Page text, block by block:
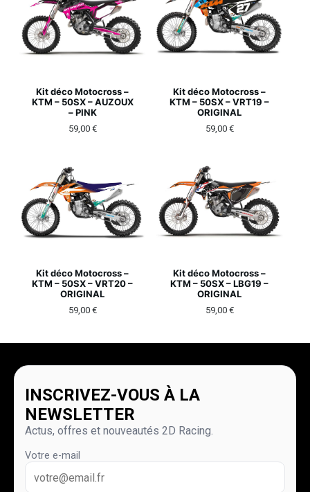
Kit déco Motocross –
KTM – 50SX – AUZOUX
– PINK
59,00 €
Kit déco Motocross –
KTM – 50SX – VRT19 –
ORIGINAL
59,00 €
Kit déco Motocross –
KTM – 50SX – VRT20 –
ORIGINAL
59,00 €
Kit déco Motocross –
KTM – 50SX – LBG19 –
ORIGINAL
59,00 €
INSCRIVEZ-VOUS À LA
NEWSLETTER
Actus, offres et nouveautés 2D Racing.
Votre e-mail